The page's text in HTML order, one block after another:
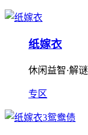
纸嫁衣
休闲益智·解谜
专区